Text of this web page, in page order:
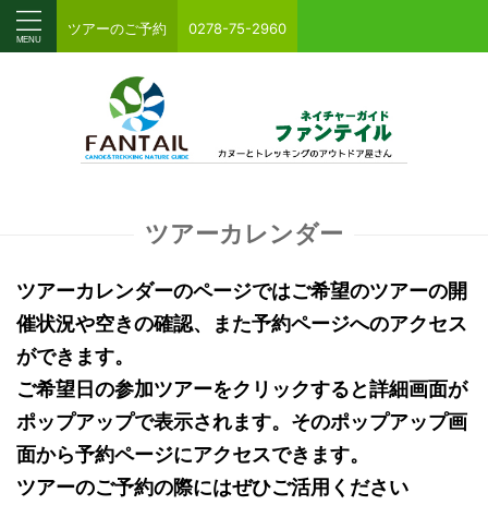
ツアーのご予約 0278-75-2960
ツアーカレンダー
ツアーカレンダーのページではご希望のツアーの開
催状況や空きの確認、また予約ページへのアクセス
ができます。
ご希望日の参加ツアーをクリックすると詳細画面が
ポップアップで表示されます。そのポップアップ画
面から予約ページにアクセスできます。
ツアーのご予約の際にはぜひご活用ください